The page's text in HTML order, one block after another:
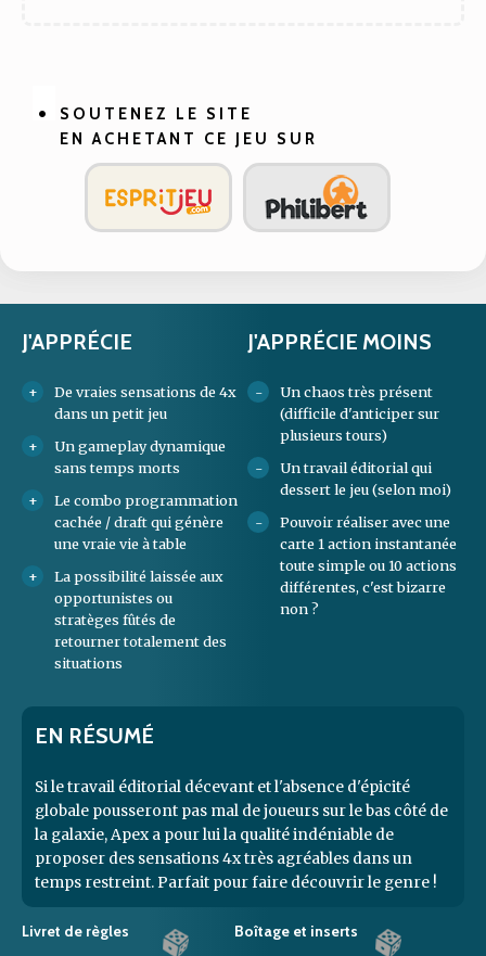
SOUTENEZ LE SITE
EN ACHETANT CE JEU SUR
J'APPRÉCIE
De vraies sensations de 4x
dans un petit jeu
Un gameplay dynamique
sans temps morts
Le combo programmation
cachée / draft qui génère
une vraie vie à table
La possibilité laissée aux
opportunistes ou
stratèges fûtés de
retourner totalement des
situations
J'APPRÉCIE MOINS
Un chaos très présent
(difficile d'anticiper sur
plusieurs tours)
Un travail éditorial qui
dessert le jeu (selon moi)
Pouvoir réaliser avec une
carte 1 action instantanée
toute simple ou 10 actions
différentes, c'est bizarre
non ?
EN RÉSUMÉ
Si le travail éditorial décevant et l'absence d'épicité
globale pousseront pas mal de joueurs sur le bas côté de
la galaxie, Apex a pour lui la qualité indéniable de
proposer des sensations 4x très agréables dans un
temps restreint. Parfait pour faire découvrir le genre !
Livret de règles Boîtage et inserts